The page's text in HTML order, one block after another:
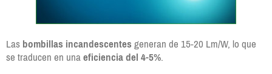
Las bombillas incandescentes generan de 15-20 Lm/W, lo que
se traducen en una eficiencia del 4-5%.